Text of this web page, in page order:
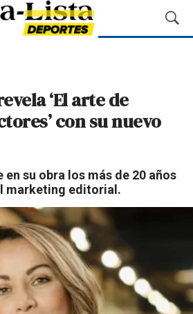
M
o
q
u
‘El arte de
con su nuevo
su obra los más de 20 años
marketing editorial.